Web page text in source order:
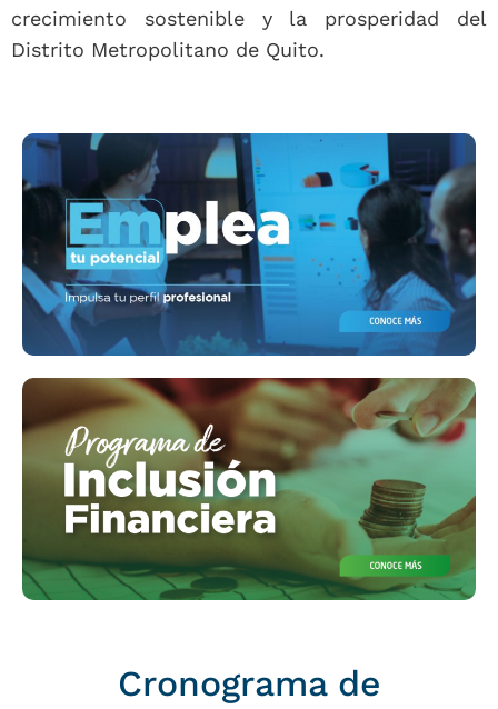
crecimiento sostenible y la prosperidad del
Distrito Metropolitano de Quito.
Cronograma de